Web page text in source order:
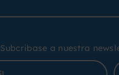
Subcribase a nuestra